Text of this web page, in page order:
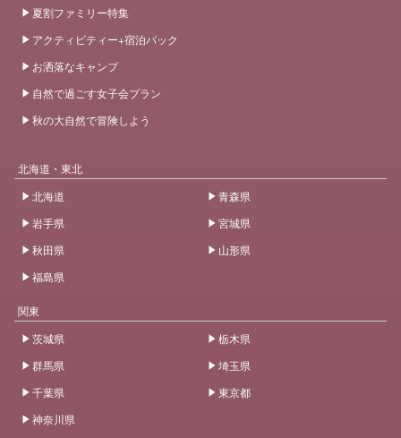
夏割ファミリー特集
アクティビティー+宿泊パック
お洒落なキャンプ
自然で過ごす女子会プラン
秋の大自然で冒険しよう
北海道・東北
北海道
青森県
岩手県
宮城県
秋田県
山形県
福島県
関東
茨城県
栃木県
群馬県
埼玉県
千葉県
東京都
神奈川県